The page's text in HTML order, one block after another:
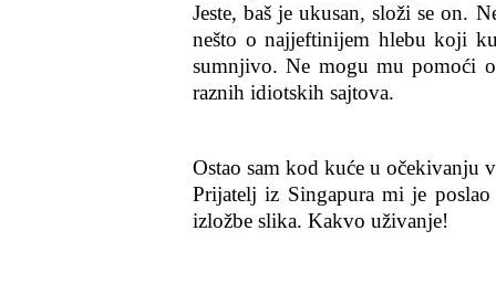
Jeste, baš je ukusan, složi se on.
nešto o najjeftinijem hlebu koji
sumnjivo. Ne mogu mu pomoći
raznih idiotskih sajtova.
Ostao sam kod kuće u očekivanju
Prijatelj iz Singapura mi je
izložbe slika. Kakvo uživanje!